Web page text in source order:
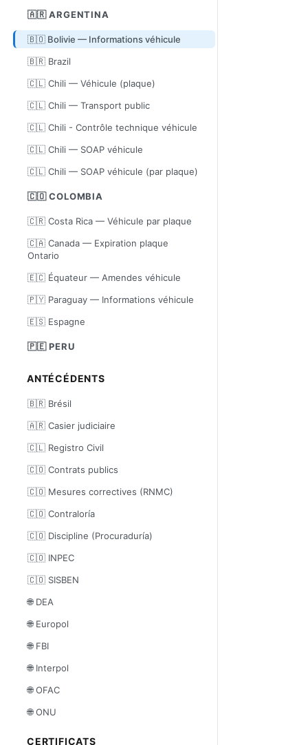
🇦🇷 ARGENTINA
🇧🇴 Bolivie — Informations véhicule
🇧🇷 Brazil
🇨🇱 Chili — Véhicule (plaque)
🇨🇱 Chili — Transport public
🇨🇱 Chili - Contrôle technique véhicule
🇨🇱 Chili — SOAP véhicule
🇨🇱 Chili — SOAP véhicule (par plaque)
🇨🇴 COLOMBIA
🇨🇷 Costa Rica — Véhicule par plaque
🇨🇦 Canada — Expiration plaque
Ontario
🇪🇨 Équateur — Amendes véhicule
🇵🇾 Paraguay — Informations véhicule
🇪🇸 Espagne
🇵🇪 PERU
ANTÉCÉDENTS
🇧🇷 Brésil
🇦🇷 Casier judiciaire
🇨🇱 Registro Civil
🇨🇴 Contrats publics
🇨🇴 Mesures correctives (RNMC)
🇨🇴 Contraloría
🇨🇴 Discipline (Procuraduría)
🇨🇴 INPEC
🇨🇴 SISBEN
🌐 DEA
🌐 Europol
🌐 FBI
🌐 Interpol
🌐 OFAC
🌐 ONU
CERTIFICATS